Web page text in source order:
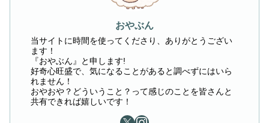
おやぶん
当サイトに時間を使ってくださり、ありがとうござい
ます！
『おやぶん』と申します!
好奇心旺盛で、気になることがあると調べずにはいら
れません！
おやおや？どういうこと？って感じのことを皆さんと
共有できれば嬉しいです！